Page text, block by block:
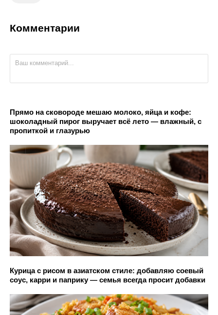
Комментарии
Прямо на сковороде мешаю молоко, яйца и кофе:
шоколадный пирог выручает всё лето — влажный, с
пропиткой и глазурью
Курица с рисом в азиатском стиле: добавляю соевый
соус, карри и паприку — семья всегда просит добавки